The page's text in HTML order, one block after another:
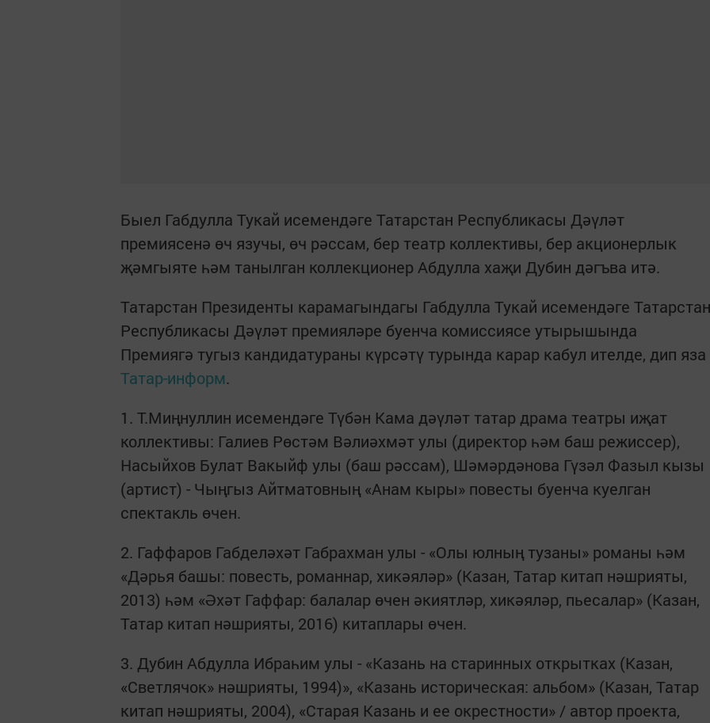
Быел Габдулла Тукай исемендәге Татарстан Республикасы Дәүләт
премиясенә өч язучы, өч рәссам, бер театр коллективы, бер акционерлык
җәмгыяте һәм танылган коллекционер Абдулла хаҗи Дубин дәгъва итә.
Татарстан Президенты карамагындагы Габдулла Тукай исемендәге Татарстан
Республикасы Дәүләт премияләре буенча комиссиясе утырышында
Премиягә тугыз кандидатураны күрсәтү турында карар кабул ителде, дип яза
Татар-информ.
1. Т.Миңнуллин исемендәге Түбән Кама дәүләт татар драма театры иҗат
коллективы: Галиев Рөстәм Вәлиәхмәт улы (директор һәм баш режиссер),
Насыйхов Булат Вакыйф улы (баш рәссам), Шәмәрдәнова Гүзәл Фазыл кызы
(артист) - Чыңгыз Айтматовның «Анам кыры» повесты буенча куелган
спектакль өчен.
2. Гаффаров Габделәхәт Габрахман улы - «Олы юлның тузаны» романы һәм
«Дәрья башы: повесть, романнар, хикәяләр» (Казан, Татар китап нәшрияты,
2013) һәм «Әхәт Гаффар: балалар өчен әкиятләр, хикәяләр, пьесалар» (Казан,
Татар китап нәшрияты, 2016) китаплары өчен.
3. Дубин Абдулла Ибраһим улы - «Казань на старинных открытках (Казан,
«Светлячок» нәшрияты, 1994)», «Казань историческая: альбом» (Казан, Татар
китап нәшрияты, 2004), «Старая Казань и ее окрестности» / автор проекта,